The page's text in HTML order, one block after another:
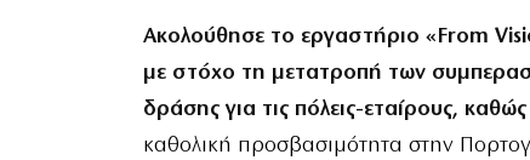
Ακολούθησε το εργαστήριο «From
με στόχο τη μετατροπή των
δράσης για τις πόλεις-εταίρους,
καθολική προσβασιμότητα στην